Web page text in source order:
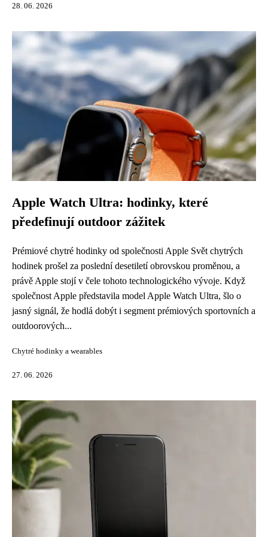
28. 06. 2026
Apple Watch Ultra: hodinky, které
předefinují outdoor zážitek
Prémiové chytré hodinky od společnosti Apple Svět chytrých
hodinek prošel za poslední desetiletí obrovskou proměnou, a
právě Apple stojí v čele tohoto technologického vývoje. Když
společnost Apple představila model Apple Watch Ultra, šlo o
jasný signál, že hodlá dobýt i segment prémiových sportovních a
outdoorových...
Chytré hodinky a wearables
27. 06. 2026